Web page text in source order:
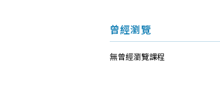
曾經瀏覽
無曾經瀏覽課程